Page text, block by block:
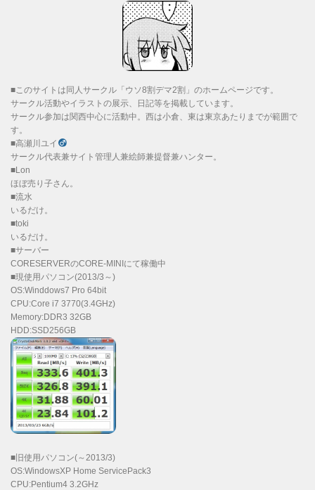
■このサイトは同人サークル「ウソ8割デマ2割」のホームページです。
サークル活動やイラストの展示、日記等を掲載しています。
サークル参加は関西中心に活動中。西は小倉、東は東京あたりまでが範囲で
す。
■高瀬川ユイ
サークル代表兼サイト管理人兼絵師兼提督兼ハンター。
■Lon
ほぼ売り子さん。
■流水
いるだけ。
■toki
いるだけ。
■サーバー
CORESERVERのCORE-MINIにて稼働中
■現使用パソコン(2013/3～)
OS:Winddows7 Pro 64bit
CPU:Core i7 3770(3.4GHz)
Memory:DDR3 32GB
HDD:SSD256GB
■旧使用パソコン(～2013/3)
OS:WindowsXP Home ServicePack3
CPU:Pentium4 3.2GHz